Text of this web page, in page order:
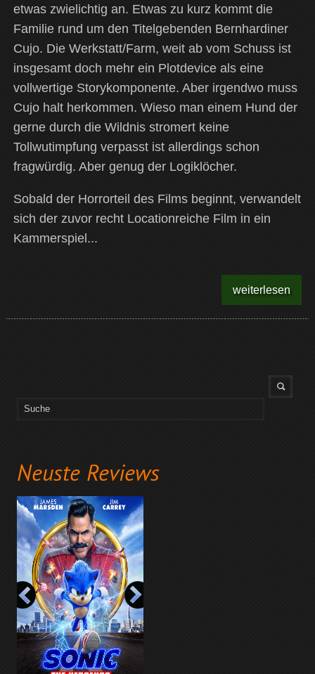
Neuste Reviews
etwas zwielichtig an. Etwas zu kurz kommt die
Familie rund um den Titelgebenden Bernhardiner
Cujo. Die Werkstatt/Farm, weit ab vom Schuss ist
insgesamt doch mehr ein Plotdevice als eine
vollwertige Storykomponente. Aber irgendwo muss
Cujo halt herkommen. Wieso man einem Hund der
gerne durch die Wildnis stromert keine
Tollwutimpfung verpasst ist allerdings schon
fragwürdig. Aber genug der Logiklöcher.
Sobald der Horrorteil des Films beginnt, verwandelt
sich der zuvor recht Locationreiche Film in ein
Kammerspiel...
weiterlesen